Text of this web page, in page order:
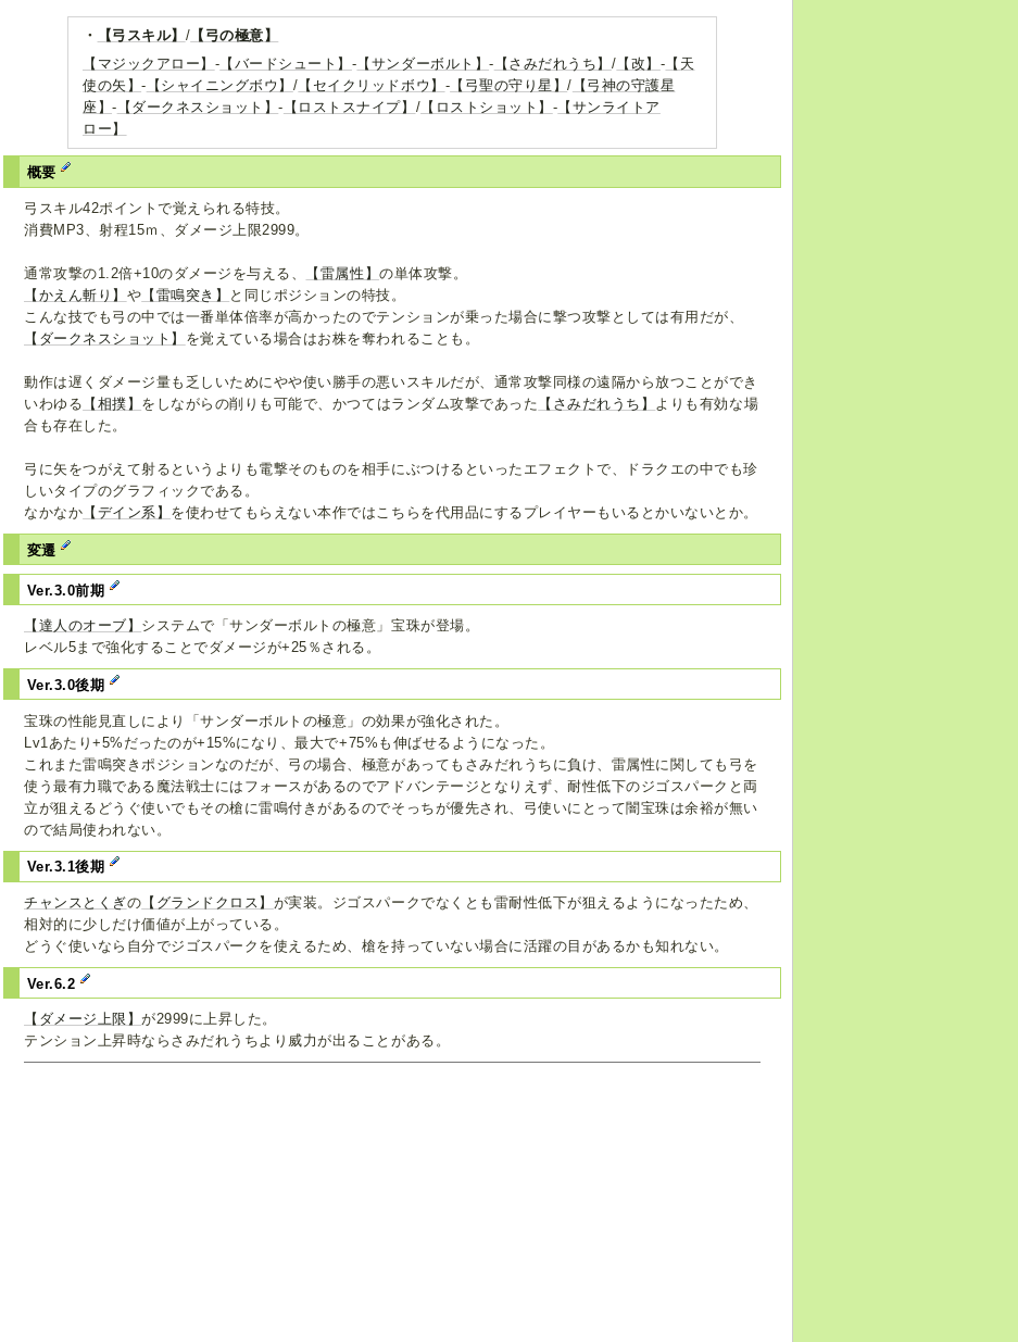
・ 【弓スキル】 / 【弓の極意】
【マジックアロー】 - 【バードシュート】 - 【サンダーボルト】- 【さみだれうち】 / 【改】 - 【天
使の矢】- 【シャイニングボウ】 / 【セイクリッドボウ】 - 【弓聖の守り星】/ 【弓神の守護星
座】- 【ダークネスショット】- 【ロストスナイプ】 / 【ロストショット】 - 【サンライトア
ロー】
概要
弓スキル42ポイントで覚えられる特技。
消費MP3、射程15ｍ、ダメージ上限2999。
通常攻撃の1.2倍+10のダメージを与える、 【雷属性】の単体攻撃。
【かえん斬り】 や 【雷鳴突き】
と同じポジションの特技。
こんな技でも弓の中では一番単体倍率が高かったのでテンションが乗った場合に撃つ攻撃としては有用だが、
【ダークネスショット】 を覚えている場合はお株を奪われることも。
動作は遅くダメージ量も乏しいためにやや使い勝手の悪いスキルだが、通常攻撃同様の遠隔から放つことができ
いわゆる 【相撲】 をしながらの削りも可能で、かつてはランダム攻撃であった 【さみだれうち】
よりも有効な場
合も存在した。
弓に矢をつがえて射るというよりも電撃そのものを相手にぶつけるといったエフェクトで、ドラクエの中でも珍
しいタイプのグラフィックである。
なかなか 【デイン系】 を使わせてもらえない本作ではこちらを代用品にするプレイヤーもいるとかいないとか。
変遷
Ver.3.0前期
【達人のオーブ】 システムで「サンダーボルトの極意」宝珠が登場。
レベル5まで強化することでダメージが+25％される。
Ver.3.0後期
宝珠の性能見直しにより「サンダーボルトの極意」の効果が強化された。
Lv1あたり+5%だったのが+15%になり、最大で+75%も伸ばせるようになった。
これまた雷鳴突きポジションなのだが、弓の場合、極意があってもさみだれうちに負け、雷属性に関しても弓を
使う最有力職である魔法戦士にはフォースがあるのでアドバンテージとなりえず、耐性低下のジゴスパークと両
立が狙えるどうぐ使いでもその槍に雷鳴付きがあるのでそっちが優先され、弓使いにとって闇宝珠は余裕が無い
ので結局使われない。
Ver.3.1後期
チャンスとくぎの 【グランドクロス】 が実装。ジゴスパークでなくとも雷耐性低下が狙えるようになったため、
相対的に少しだけ価値が上がっている。
どうぐ使いなら自分でジゴスパークを使えるため、槍を持っていない場合に活躍の目があるかも知れない。
Ver.6.2
【ダメージ上限】が2999に上昇した。
テンション上昇時ならさみだれうちより威力が出ることがある。